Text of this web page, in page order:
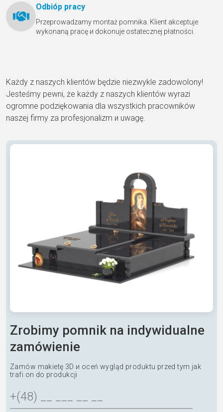
Odbióр pracy
Przeprowadzamy montaż pomnika. Klient akceptuje
wykonaną pracę и dokonuje ostatecznej płatności.
Każdy z naszych klientów będzie niezwykle zadowolony!
Jesteśmy pewni, że każdy z naszych klientów wyrazi
ogromne podziękowania dla wszystkich pracowników
naszej firmy za profesjonalizm и uwagę.
Zrobimy pomnik na indywidualne
zamówienie
Zamów makietę 3D и oceń wygląd produktu przed tym jak
trafi on do produkcji